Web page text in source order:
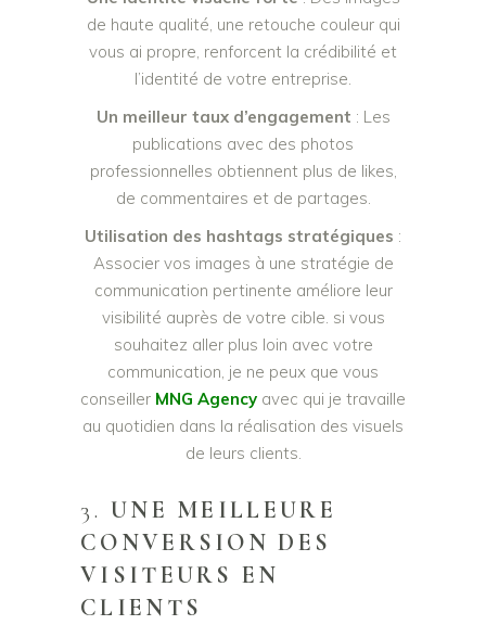
de haute qualité, une retouche couleur qui
vous ai propre, renforcent la crédibilité et
l’identité de votre entreprise.
Un meilleur taux d’engagement : Les
publications avec des photos
professionnelles obtiennent plus de likes,
de commentaires et de partages.
Utilisation des hashtags stratégiques :
Associer vos images à une stratégie de
communication pertinente améliore leur
visibilité auprès de votre cible. si vous
souhaitez aller plus loin avec votre
communication, je ne peux que vous
conseiller MNG Agency avec qui je travaille
au quotidien dans la réalisation des visuels
de leurs clients.
3. UNE MEILLEURE
CONVERSION DES
VISITEURS EN
CLIENTS